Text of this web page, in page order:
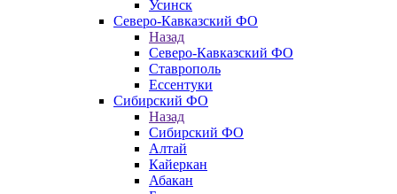
Усинск
Северо-Кавказский ФО
Назад
Северо-Кавказский ФО
Ставрополь
Ессентуки
Сибирский ФО
Назад
Сибирский ФО
Алтай
Кайеркан
Абакан